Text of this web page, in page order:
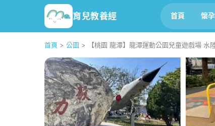
育兒教養經 首頁 懷孕
首頁 > 公園 > 【桃園 龍潭】龍潭運動公園兒童遊戲場